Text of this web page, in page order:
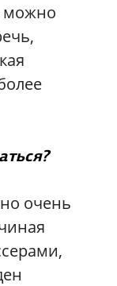
можно
очень